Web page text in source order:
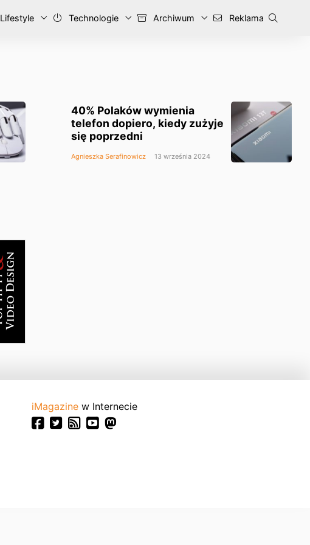
Lifestyle Technologie Archiwum Reklama
40% Polaków wymienia
telefon dopiero, kiedy zużyje
się poprzedni
Agnieszka Serafinowicz 13 września 2024
iMagazine w Internecie